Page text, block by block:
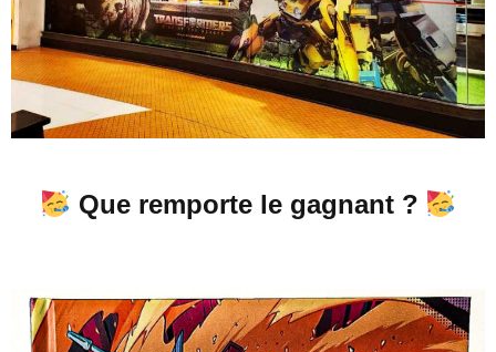
Que remporte le gagnant ?